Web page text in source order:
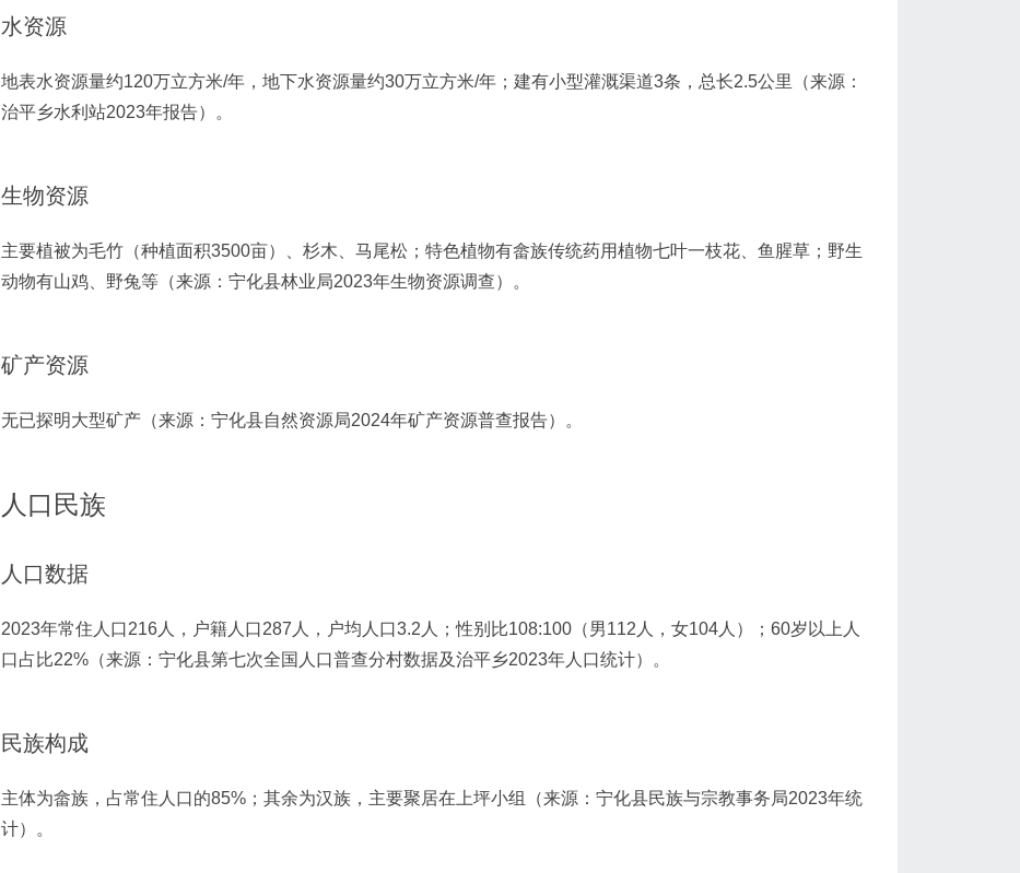
水资源
地表水资源量约120万立方米/年，地下水资源量约30万立方米/年；建有小型灌溉渠道3条，总长2.5公里（来源：
治平乡水利站2023年报告）。
生物资源
主要植被为毛竹（种植面积3500亩）、杉木、马尾松；特色植物有畲族传统药用植物七叶一枝花、鱼腥草；野生
动物有山鸡、野兔等（来源：宁化县林业局2023年生物资源调查）。
矿产资源
无已探明大型矿产（来源：宁化县自然资源局2024年矿产资源普查报告）。
人口民族
人口数据
2023年常住人口216人，户籍人口287人，户均人口3.2人；性别比108:100（男112人，女104人）；60岁以上人
口占比22%（来源：宁化县第七次全国人口普查分村数据及治平乡2023年人口统计）。
民族构成
主体为畲族，占常住人口的85%；其余为汉族，主要聚居在上坪小组（来源：宁化县民族与宗教事务局2023年统
计）。